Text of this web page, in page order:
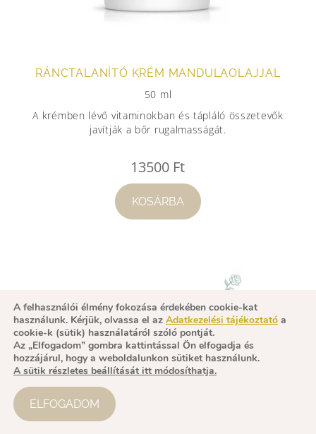
RÁNCTALANÍTÓ KRÉM MANDULAOLAJJAL
50 ml
A krémben lévő vitaminokban és tápláló összetevők
javítják a bőr rugalmasságát.
13500 Ft
KOSÁRBA
A felhasználói élmény fokozása érdekében cookie-kat
használunk. Kérjük, olvassa el az Adatkezelési tájékoztató a
cookie-k (sütik) használatáról szóló pontját.
Az „Elfogadom” gombra kattintással Ön elfogadja és
hozzájárul, hogy a weboldalunkon sütiket használunk.
A sütik részletes beállítását itt módosíthatja.
ELFOGADOM